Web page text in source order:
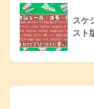
スケ
スト